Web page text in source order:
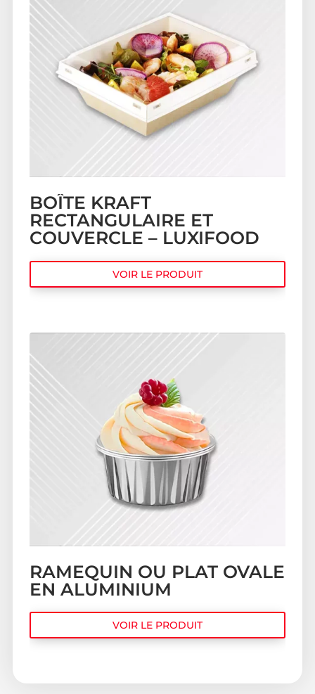
BOÎTE KRAFT
RECTANGULAIRE ET
COUVERCLE – LUXIFOOD
VOIR LE PRODUIT
RAMEQUIN OU PLAT OVALE
EN ALUMINIUM
VOIR LE PRODUIT